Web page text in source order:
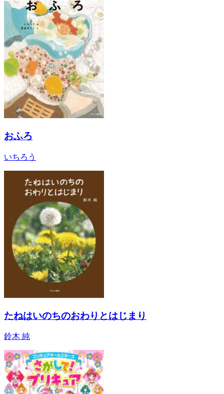
おふろ
いちろう
たねはいのちのおわりとはじまり
鈴木 純